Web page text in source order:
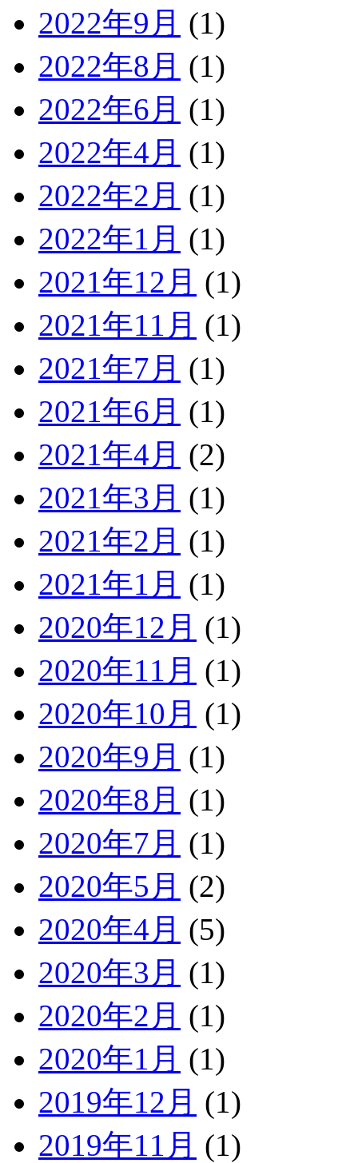
2022年9月 (1)
2022年8月 (1)
2022年6月 (1)
2022年4月 (1)
2022年2月 (1)
2022年1月 (1)
2021年12月 (1)
2021年11月 (1)
2021年7月 (1)
2021年6月 (1)
2021年4月 (2)
2021年3月 (1)
2021年2月 (1)
2021年1月 (1)
2020年12月 (1)
2020年11月 (1)
2020年10月 (1)
2020年9月 (1)
2020年8月 (1)
2020年7月 (1)
2020年5月 (2)
2020年4月 (5)
2020年3月 (1)
2020年2月 (1)
2020年1月 (1)
2019年12月 (1)
2019年11月 (1)